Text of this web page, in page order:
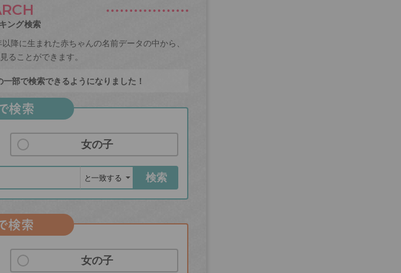
ング検索
降に生まれた赤ちゃんの名前データの中から、
ることができます。
部で検索できるようになりました！
検索
女の子
検索
検索
女の子